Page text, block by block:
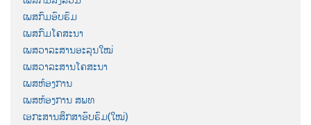
ເພສກົມອົບຮົມ
ເພສກົມໂຄສະນາ
ເພສວາລະສານອະລຸນໃໝ່
ເພສວາລະສານໂຄສະນາ
ເພສຫ້ອງການ
ເພສຫ້ອງການ ສພທ
ເອກະສານສຶກສາອົບຮົມ(ໃໝ່)